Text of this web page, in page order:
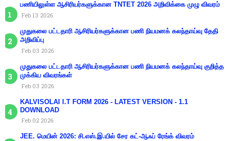
பணியிலுள்ள ஆசிரியர்களுக்கான TNTET 2026 அறிவிக்கை முழு விவரம்
Feb 13 2026
முதுகலை பட்டதாரி ஆசிரியர்களுக்கான பணி நியமனக் கலந்தாய்வு தேதி
அறிவிப்பு
Feb 03 2026
முதுகலை பட்டதாரி ஆசிரியர்களுக்கான பணி நியமனக் கலந்தாய்வு குறித்த
முக்கிய விவரங்கள்
Feb 03 2026
KALVISOLAI I.T FORM 2026 - LATEST VERSION - 1.1
DOWNLOAD
Feb 02 2026
JEE. மெயின் 2026: சி.எஸ்.இ.யில் சேர கட்-ஆஃப் ரேங்க் விவரம்